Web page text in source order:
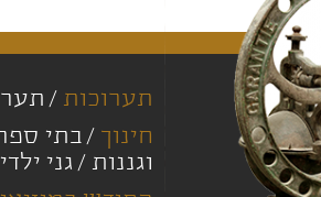
תערוכות
חינוך
בתי
וגננות
גני